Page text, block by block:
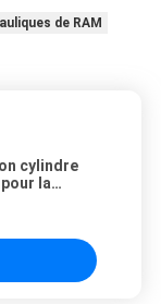
de RAM
cylindre
la